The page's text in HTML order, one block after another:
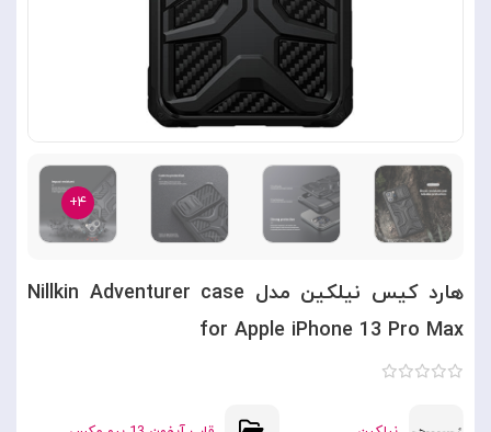
۴+
هارد کیس نیلکین مدل Nillkin Adventurer case
for Apple iPhone 13 Pro Max